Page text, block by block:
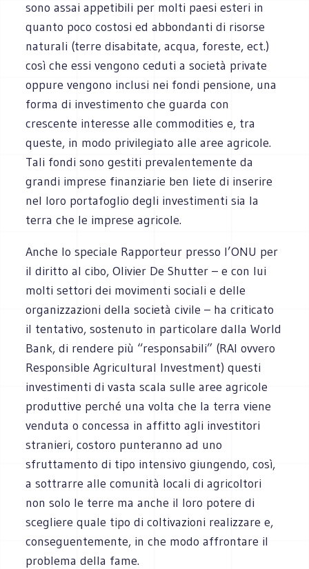
sono assai appetibili per molti paesi esteri in
quanto poco costosi ed abbondanti di risorse
naturali (terre disabitate, acqua, foreste, ect.)
così che essi vengono ceduti a società private
oppure vengono inclusi nei fondi pensione, una
forma di investimento che guarda con
crescente interesse alle commodities e, tra
queste, in modo privilegiato alle aree agricole.
Tali fondi sono gestiti prevalentemente da
grandi imprese finanziarie ben liete di inserire
nel loro portafoglio degli investimenti sia la
terra che le imprese agricole.
Anche lo speciale Rapporteur presso l’ONU per
il diritto al cibo, Olivier De Shutter – e con lui
molti settori dei movimenti sociali e delle
organizzazioni della società civile – ha criticato
il tentativo, sostenuto in particolare dalla World
Bank, di rendere più “responsabili” (RAI ovvero
Responsible Agricultural Investment) questi
investimenti di vasta scala sulle aree agricole
produttive perché una volta che la terra viene
venduta o concessa in affitto agli investitori
stranieri, costoro punteranno ad uno
sfruttamento di tipo intensivo giungendo, così,
a sottrarre alle comunità locali di agricoltori
non solo le terre ma anche il loro potere di
scegliere quale tipo di coltivazioni realizzare e,
conseguentemente, in che modo affrontare il
problema della fame.